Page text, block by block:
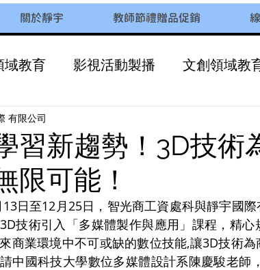
關於靜宇 教師節禮贈品促銷
域教育 影視活動製播 文創領域教
續發展
習新趨勢！3D技術
限可能！
有限公司
日至12月25日，智光商工資處科與靜宇國
技術引入「多媒體製作與應用」課程，精
商業環境中不可或缺的數位技能,讓3D技術
中國科技大學數位多媒體設計系陳慶駿老師